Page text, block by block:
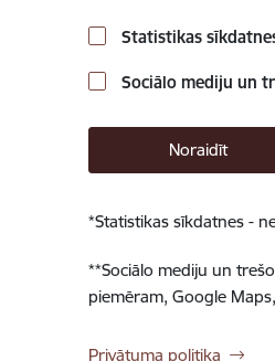
Statistikas
Sociālo mediju un
Noraidīt
*Statistikas sīkdatnes -
**Sociālo mediju un
piemēram, Google
Privātuma politika